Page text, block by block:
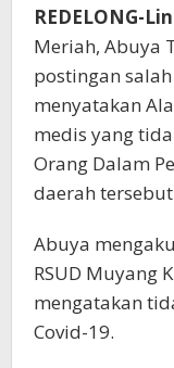
REDELONG-
Meriah, Abuya
postingan
menyatakan
medis yang
Orang Dalam
daerah
Abuya
RSUD Muyang
mengatakan
Covid-19.